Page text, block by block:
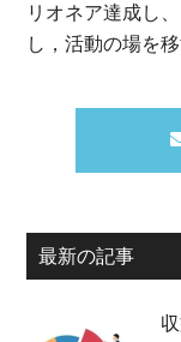
リオネア達成し
し，活動の場を移
最新の記事